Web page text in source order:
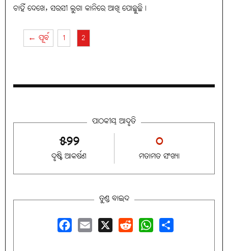
ଚାହିଁ ଦେଖେ, ସରସୀ ଲୁଗା କାନିରେ ଆଖି ପୋଛୁଛି।
← ପୂର୍ବ
1 2
ପାଠକୀୟ ଆଦୃତି
୫୨୨
ଦୃଷ୍ଟି ଆକର୍ଷଣ
୦
ମତାମତ ସଂଖ୍ୟା
ତୁଣ୍ଡ ବାଇଦ